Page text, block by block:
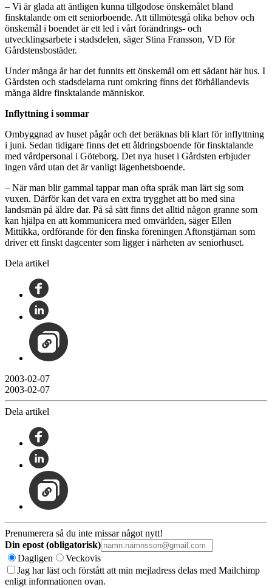
– Vi är glada att äntligen kunna tillgodose önskemålet bland
finsktalande om ett seniorboende. Att tillmötesgå olika behov och
önskemål i boendet är ett led i vårt förändrings- och
utvecklingsarbete i stadsdelen, säger Stina Fransson, VD för
Gårdstensbostäder.
Under många år har det funnits ett önskemål om ett sådant här hus. I
Gårdsten och stadsdelarna runt omkring finns det förhållandevis
många äldre finsktalande människor.
Inflyttning i sommar
Ombyggnad av huset pågår och det beräknas bli klart för inflyttning
i juni. Sedan tidigare finns det ett åldringsboende för finsktalande
med vårdpersonal i Göteborg. Det nya huset i Gårdsten erbjuder
ingen vård utan det är vanligt lägenhetsboende.
– När man blir gammal tappar man ofta språk man lärt sig som
vuxen. Därför kan det vara en extra trygghet att bo med sina
landsmän på äldre dar. På så sätt finns det alltid någon granne som
kan hjälpa en att kommunicera med omvärlden, säger Ellen
Mittikka, ordförande för den finska föreningen Aftonstjärnan som
driver ett finskt dagcenter som ligger i närheten av seniorhuset.
Dela artikel
2003-02-07
2003-02-07
Dela artikel
Prenumerera så du inte missar något nytt!
Din epost (obligatorisk)
Dagligen
Veckovis
Jag har läst och förstått att min mejladress delas med Mailchimp
enligt informationen ovan.